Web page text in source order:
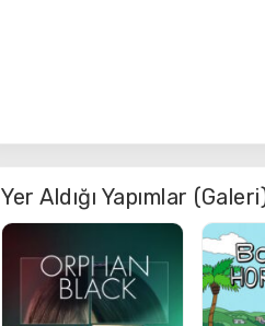
Yer Aldığı Yapımlar